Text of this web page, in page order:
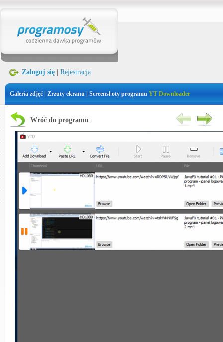
Zaloguj się Rejestracja
Galeria zdjęć | Zrzuty ekranu | Screenshoty programu YT Downloader
Wróć do programu